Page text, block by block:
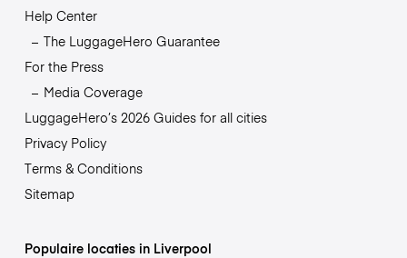
Help Center
The LuggageHero Guarantee
For the Press
Media Coverage
LuggageHero’s 2026 Guides for all cities
Privacy Policy
Terms & Conditions
Sitemap
Populaire locaties in Liverpool